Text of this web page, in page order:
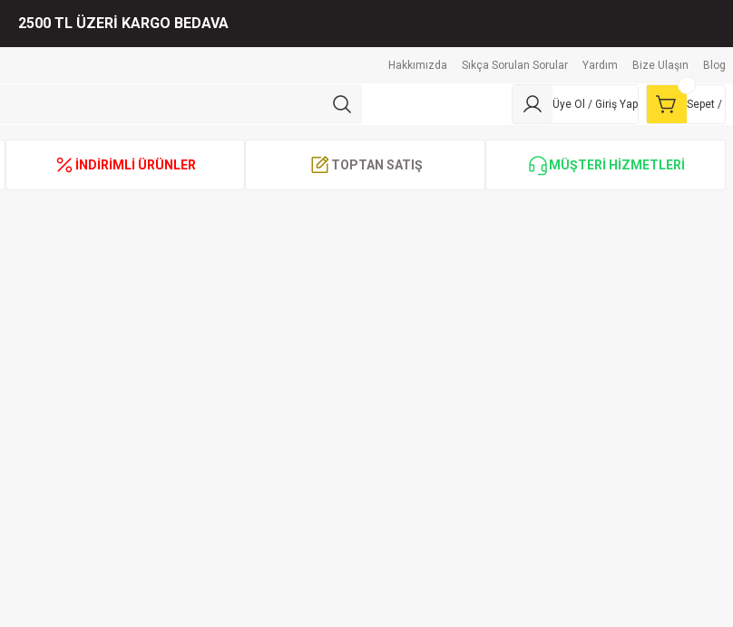
2500 TL ÜZERİ KARGO BEDAVA
Hakkımızda Sıkça Sorulan Sorular Yardım Bize Ulaşın Blog
Üye Ol / Giriş Yap Sepet /
İNDİRİMLİ ÜRÜNLER TOPTAN SATIŞ MÜŞTERİ HİZMETLERİ